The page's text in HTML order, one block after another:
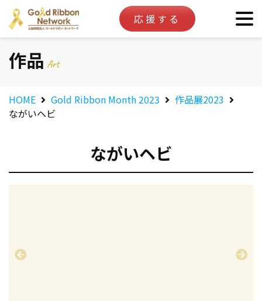
応援する
作品 Art
HOME Gold Ribbon Month 2023
作品展2023
ながいヘビ
ながいヘビ